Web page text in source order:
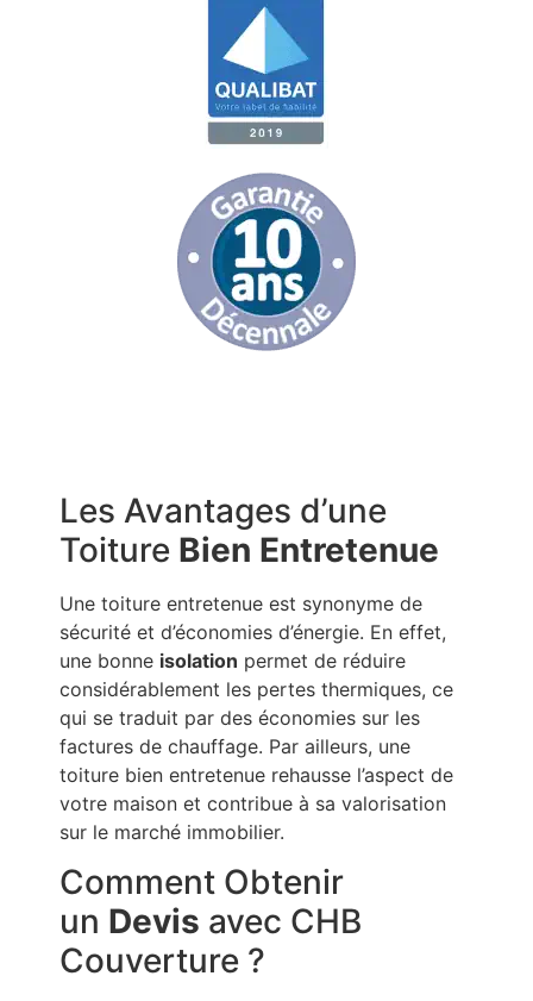
Les Avantages d’une
Toiture Bien Entretenue
Une toiture entretenue est synonyme de
sécurité et d’économies d’énergie. En effet,
une bonne isolation permet de réduire
considérablement les pertes thermiques, ce
qui se traduit par des économies sur les
factures de chauffage. Par ailleurs, une
toiture bien entretenue rehausse l’aspect de
votre maison et contribue à sa valorisation
sur le marché immobilier.
Comment Obtenir
un Devis avec CHB
Couverture ?